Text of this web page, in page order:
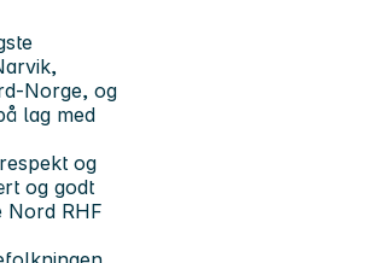
Norge, og
lag med
og
og godt
Nord RHF